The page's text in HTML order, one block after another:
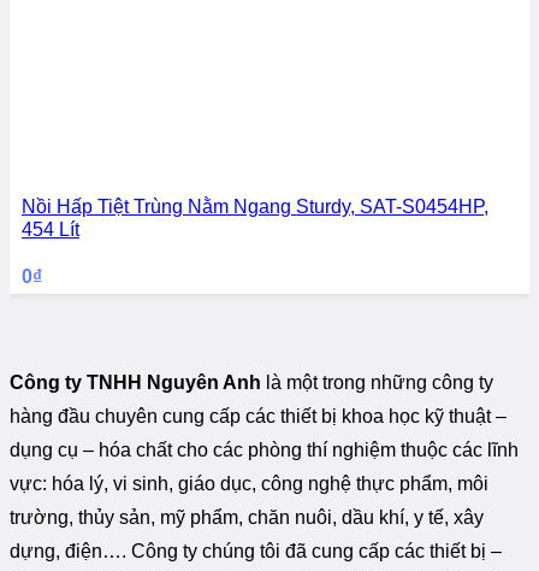
Nồi Hấp Tiệt Trùng Nằm Ngang Sturdy, SAT-S0454HP,
454 Lít
0₫
Công ty TNHH Nguyên Anh là một trong những công ty
hàng đầu chuyên cung cấp các thiết bị khoa học kỹ thuật –
dụng cụ – hóa chất cho các phòng thí nghiệm thuộc các lĩnh
vực: hóa lý, vi sinh, giáo dục, công nghệ thực phẩm, môi
trường, thủy sản, mỹ phẩm, chăn nuôi, dầu khí, y tế, xây
dựng, điện…. Công ty chúng tôi đã cung cấp các thiết bị –